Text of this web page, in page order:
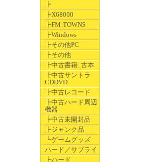
┣
┣X68000
┣FM-TOWNS
┣Windows
┣その他PC
┣その他
┣中古書籍_古本
┣中古サントラ
CDDVD
┣中古レコード
┣中古ハード周辺
機器
┣中古未開封品
┣ジャンク品
┗ゲームグッズ
ハード／サプライ
┣ハード